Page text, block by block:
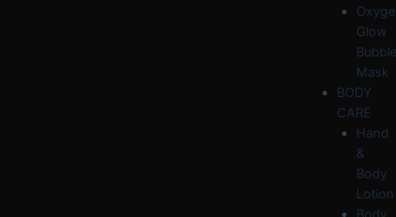
Glow
Bubble
Mask
BODY
CARE
Hand
&
Body
Lotion